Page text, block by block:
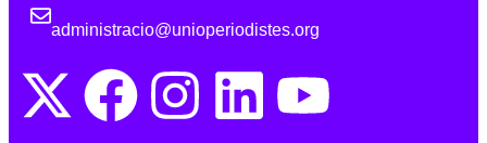
administracio@unioperiodistes.org